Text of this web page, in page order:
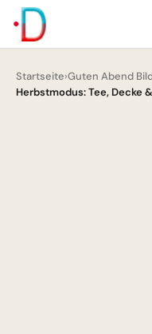
Startseite›Guten Abend
Herbstmodus: Tee, Decke